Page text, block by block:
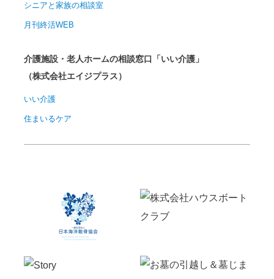
シニアと家族の相談室
月刊終活WEB
介護施設・老人ホームの相談窓口「いい介護」
（株式会社エイジプラス）
いい介護
住まいるケア